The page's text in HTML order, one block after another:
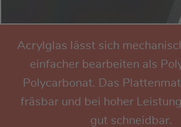
Acrylglas lässt sich
einfacher bearbeiten als
Polycarbonat. Das
fräsbar und bei hoher
gut schneidbar.